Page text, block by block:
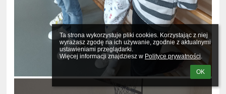
Ta strona wykorzystuje pliki cookies. Korzystając z niej
wyrażasz zgodę na ich używanie, zgodnie z aktualnymi
ustawieniami przeglądarki.
Więcej informacji znajdziesz w Polityce prywatności.
OK